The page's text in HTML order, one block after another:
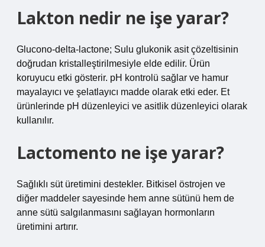
Lakton nedir ne işe yarar?
Glucono-delta-lactone; Sulu glukonik asit çözeltisinin
doğrudan kristalleştirilmesiyle elde edilir. Ürün
koruyucu etki gösterir. pH kontrolü sağlar ve hamur
mayalayıcı ve şelatlayıcı madde olarak etki eder. Et
ürünlerinde pH düzenleyici ve asitlik düzenleyici olarak
kullanılır.
Lactomento ne işe yarar?
Sağlıklı süt üretimini destekler. Bitkisel östrojen ve
diğer maddeler sayesinde hem anne sütünü hem de
anne sütü salgılanmasını sağlayan hormonların
üretimini artırır.